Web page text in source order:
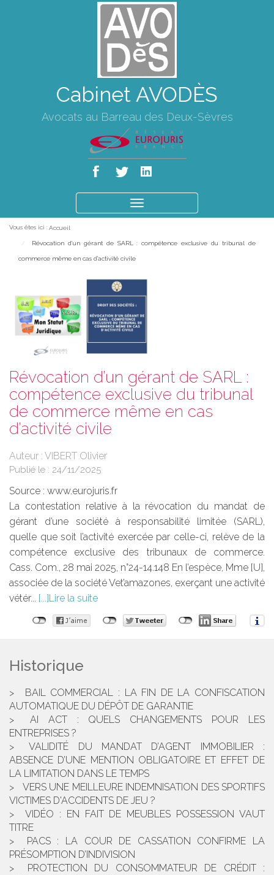
Cabinet AVODÈS
Avocats au Barreau des Deux-Sèvres
le
Vous êtes ici : Accueil
Révocation d’un gérant de SARL : compétence exclusive du tribunal de
commerce même en cas d’activité civile
Révocation d’un gérant de SARL :
compétence exclusive du tribunal
de commerce même en cas
d’activité civile
Auteur : VIBERT Olivier
Publié le : 24/11/2025
Source : www.eurojuris.fr
La contestation relative à la révocation du mandat de
gérant d’une société à responsabilité limitée (SARL),
quelle que soit l’activité exercée par celle-ci, relève de la
compétence exclusive des tribunaux de commerce.
Cass. Com., 28 mai 2025, n°24-14.148 En l’espèce, Mme [U],
associée de la société Vet’amazones, exerçant une activité
vétér...
Lire la suite
Historique
BAIL COMMERCIAL : LA FIN DE LA CONFISCATION
AUTOMATIQUE DU DÉPÔT DE GARANTIE
AI ACT : QUELS CHANGEMENTS POUR LES
ENTREPRISES ?
VALIDITÉ DU MANDAT D’AGENT IMMOBILIER :
ABSENCE D’UNE MENTION OBLIGATOIRE ET EFFET DE
LA LIMITATION DANS LE TEMPS
VERS UNE MEILLEURE INDEMNISATION DES SPORTIFS
VICTIMES D'ACCIDENTS DE JEU ?
VIDÉO : EN FAIT DE MEUBLES POSSESSION VAUT
TITRE
PACS : LA COUR DE CASSATION CONFIRME LA
PRÉSOMPTION D’INDIVISION
PROTECTION DU CONSOMMATEUR DE CRÉDIT :